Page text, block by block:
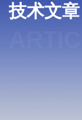
技术文章